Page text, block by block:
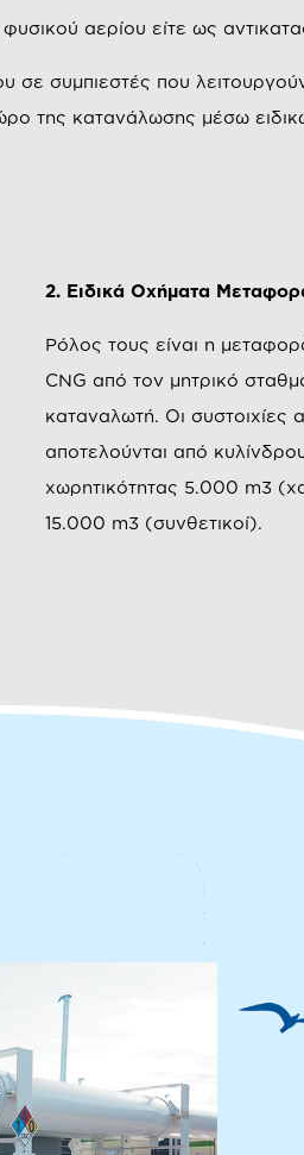
αερίου είτε ως
σε συμπιεστές που
της κατανάλωσης μέσω
2. Ειδικά Οχήματα
Ρόλος τους είναι η
CNG από τον μητρικό
καταναλωτή. Οι συστοιχίες
αποτελούνται από
χωρητικότητας 5.000 m3
15.000 m3 (συνθετικοί).